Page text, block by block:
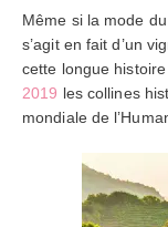
Même si la mode
s’agit en fait d’un
cette longue histoire
2019 les collines
mondiale de